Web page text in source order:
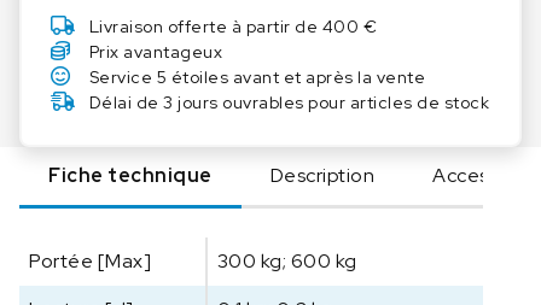
t
é
d
e
E
R
N
a
l
Livraison offerte à partir de 400 €
Prix avantageux
Service 5 étoiles avant et après la vente
Délai de 3 jours ouvrables pour articles de stock
Fiche technique Description Accessoires
Portée [Max]
300 kg; 600 kg